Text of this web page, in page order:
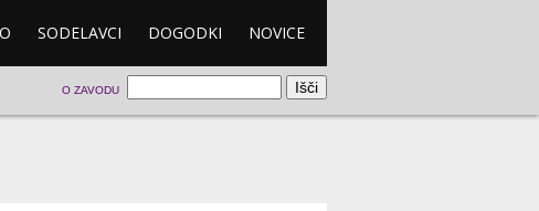
SODELAVCI DOGODKI NOVICE
O ZAVODU